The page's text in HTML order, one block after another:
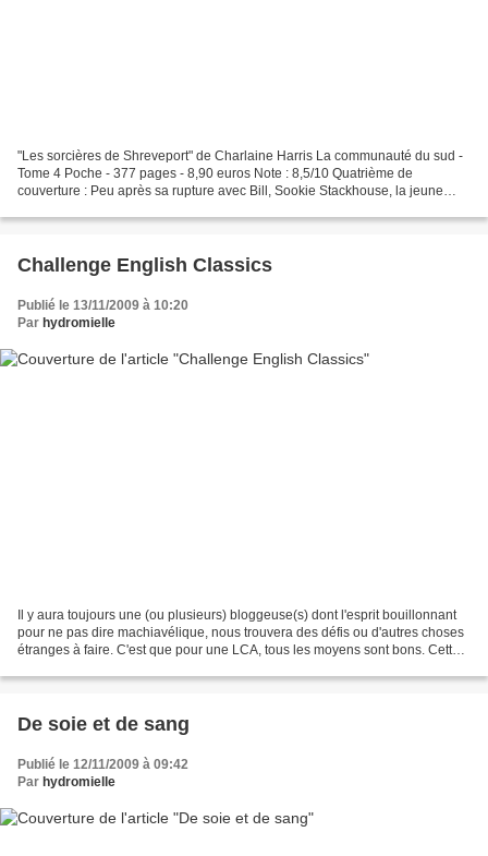
"Les sorcières de Shreveport" de Charlaine Harris La communauté du sud -
Tome 4 Poche - 377 pages - 8,90 euros Note : 8,5/10 Quatrième de
couverture : Peu après sa rupture avec Bill, Sookie Stackhouse, la jeune
Challenge English Classics
Publié le 13/11/2009 à 10:20
Par hydromielle
Il y aura toujours une (ou plusieurs) bloggeuse(s) dont l'esprit bouillonnant
pour ne pas dire machiavélique, nous trouvera des défis ou d'autres choses
étranges à faire. C'est que pour une LCA, tous les moyens sont bons. Cette
De soie et de sang
Publié le 12/11/2009 à 09:42
Par hydromielle